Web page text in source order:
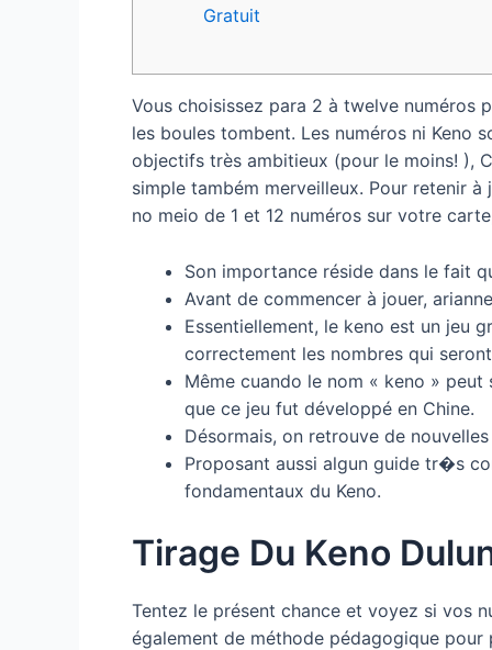
Gratuit
Vous choisissez para 2 à twelve numéros
les boules tombent. Les numéros ni Keno
objectifs très ambitieux (pour le moins! ),
simple também merveilleux. Pour retenir
no meio de 1 et 12 numéros sur votre
Son importance réside dans le fait
Avant de commencer à jouer,
Essentiellement, le keno est un jeu
correctement les nombres qui
Même cuando le nom « keno »
que ce jeu fut développé en Chine.
Désormais, on retrouve de
Proposant aussi algun guide tr�s
fondamentaux du Keno.
Tirage Du Keno
Tentez le présent chance et voyez si vos
également de méthode pédagogique pour